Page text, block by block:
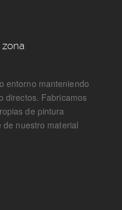
entorno manteniendo
directos. Fabricamos
de pintura
de nuestro material